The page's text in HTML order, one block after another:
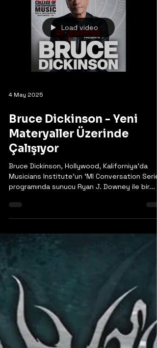
Load video
4 May 2025
Bruce Dickinson - Yeni
Materyaller Üzerinde
Çalışıyor
Bruce Dickinson, Hollywood, Kaliforniya'da
Musicians Institute'un 'MI Conversation